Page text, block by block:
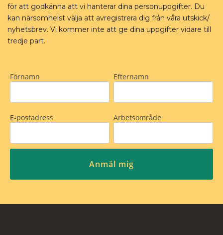
för att godkänna att vi hanterar dina personuppgifter. Du
kan närsomhelst välja att avregistrera dig från våra utskick/
nyhetsbrev. Vi kommer inte att ge dina uppgifter vidare till
tredje part.